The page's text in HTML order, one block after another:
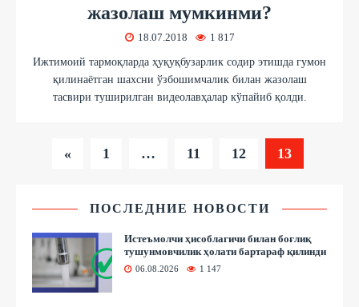
жазолаш мумкинми?
18.07.2018 1 817
Ижтимоий тармоқларда ҳуқуқбузарлик содир этишда гумон
қилинаётган шахсни ўзбошимчалик билан жазолаш
тасвири туширилган видеолавҳалар кўпайиб қолди.
« 1 … 11 12 13
ПОСЛЕДНИЕ НОВОСТИ
Истеъмолчи ҳисоблагичи билан боғлиқ
тушунмовчилик ҳолати бартараф қилинди
06.08.2026 1 147